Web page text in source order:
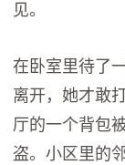
见。
在卧室里待了
离开，她才敢
厅的一个背包
盗。小区里的